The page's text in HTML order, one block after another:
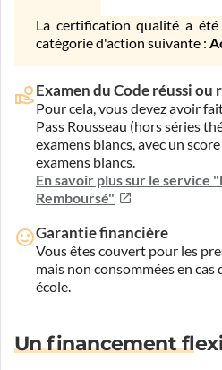
La certification qualité a
catégorie d'action suivante :
Examen du Code réussi ou
Pour cela, vous devez avoir
Pass Rousseau (hors séries
examens blancs, avec un
examens blancs.
En savoir plus sur le service
Remboursé"
Garantie financière
Vous êtes couvert pour les
mais non consommées en
école.
Un financement